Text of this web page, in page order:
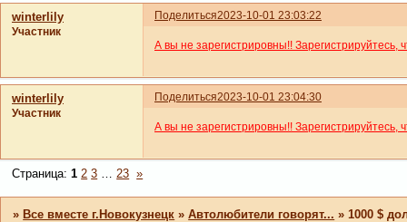
Поделиться2023-10-01 23:03:22
winterlily
Участник
А вы не зарегистрировны!! Зарегистрируйтесь,
Поделиться2023-10-01 23:04:30
winterlily
Участник
А вы не зарегистрировны!! Зарегистрируйтесь,
Страница:1 2 3 23 »
»Все вместе г.Новокузнецк »Автолюбители говорят... » 1000 $